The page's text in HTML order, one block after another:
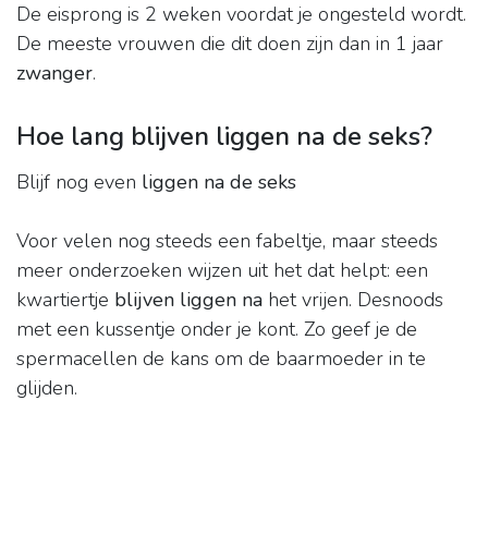
De eisprong is 2 weken voordat je ongesteld wordt.
De meeste vrouwen die dit doen zijn dan in 1 jaar
zwanger.
Hoe lang blijven liggen na de seks?
Blijf nog even liggen na de seks
Voor velen nog steeds een fabeltje, maar steeds
meer onderzoeken wijzen uit het dat helpt: een
kwartiertje blijven liggen na het vrijen. Desnoods
met een kussentje onder je kont. Zo geef je de
spermacellen de kans om de baarmoeder in te
glijden.